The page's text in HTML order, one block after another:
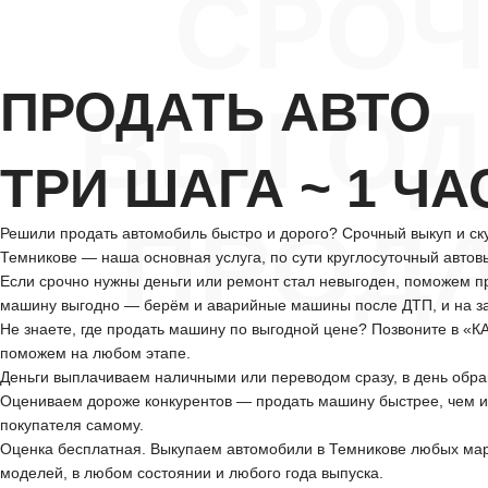
ПРОДАТЬ АВТО
ТРИ ШАГА ~ 1
Решили продать автомобиль быстро и дорого? Срочный выкуп и
Темникове — наша основная услуга, по сути круглосуточный
Если срочно нужны деньги или ремонт стал невыгоден, поможем
машину выгодно — берём и аварийные машины после ДТП, и на
Не знаете, где продать машину по выгодной цене? Позвоните в
поможем на любом этапе.
Деньги выплачиваем наличными или переводом сразу, в день
Оцениваем дороже конкурентов — продать машину быстрее, чем
покупателя самому.
Оценка бесплатная. Выкупаем автомобили в Темникове любых
моделей, в любом состоянии и любого года выпуска.